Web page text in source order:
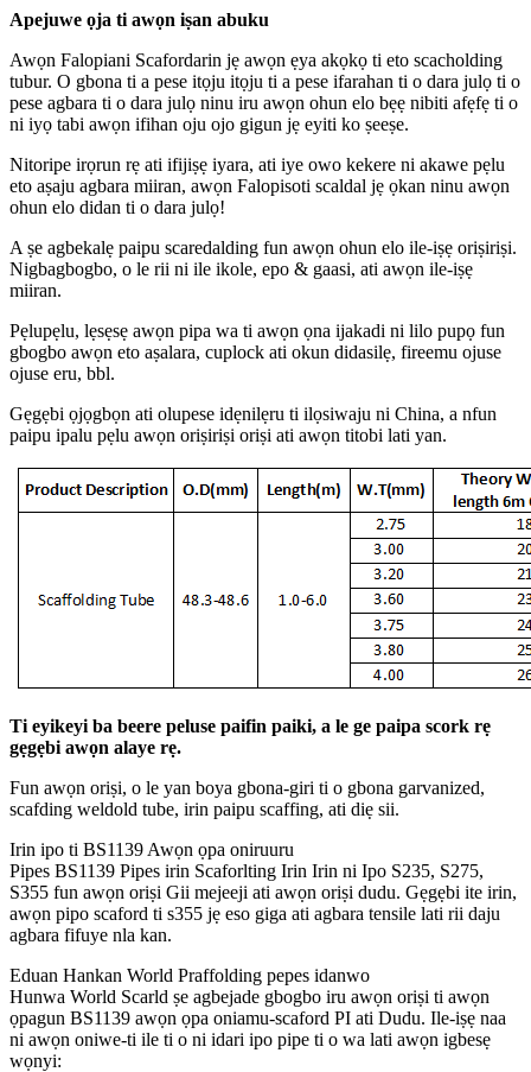
Apejuwe ọja ti awọn iṣan abuku
Awọn Falopiani Scafordarin jẹ awọn ẹya akọkọ ti eto scacholding
tubur. O gbona ti a pese itọju itọju ti a pese ifarahan ti o dara julọ ti o
pese agbara ti o dara julọ ninu iru awọn ohun elo bẹẹ nibiti afẹfẹ ti o
ni iyọ tabi awọn ifihan oju ojo gigun jẹ eyiti ko ṣeeṣe.
Nitoripe irọrun rẹ ati ifijiṣẹ iyara, ati iye owo kekere ni akawe pẹlu
eto aṣaju agbara miiran, awọn Falopisoti scaldal jẹ ọkan ninu awọn
ohun elo didan ti o dara julọ!
A ṣe agbekalẹ paipu scaredalding fun awọn ohun elo ile-iṣẹ oriṣiriṣi.
Nigbagbogbo, o le rii ni ile ikole, epo & gaasi, ati awọn ile-iṣẹ
miiran.
Pẹlupẹlu, lẹsẹsẹ awọn pipa wa ti awọn ọna ijakadi ni lilo pupọ fun
gbogbo awọn eto aṣalara, cuplock ati okun didasilẹ, fireemu ojuse
ojuse eru, bbl.
Gẹgẹbi ọjọgbọn ati olupese idẹnilẹru ti ilọsiwaju ni China, a nfun
paipu ipalu pẹlu awọn oriṣiriṣi oriṣi ati awọn titobi lati yan.
Ti eyikeyi ba beere peluse paifin paiki, a le ge paipa scork rẹ
gẹgẹbi awọn alaye rẹ.
Fun awọn oriṣi, o le yan boya gbona-giri ti o gbona garvanized,
scafding weldold tube, irin paipu scaffing, ati diẹ sii.
Irin ipo ti BS1139 Awọn ọpa oniruuru
Pipes BS1139 Pipes irin Scaforlting Irin Irin ni Ipo S235, S275,
S355 fun awọn oriṣi Gii mejeeji ati awọn oriṣi dudu. Gẹgẹbi ite irin,
awọn pipo scaford ti s355 jẹ eso giga ati agbara tensile lati rii daju
agbara fifuye nla kan.
Eduan Hankan World Praffolding pepes idanwo
Hunwa World Scarld ṣe agbejade gbogbo iru awọn oriṣi ti awọn
ọpagun BS1139 awọn ọpa oniamu-scaford PI ati Dudu. Ile-iṣẹ naa
ni awọn oniwe-ti ile ti o ni idari ipo pipe ti o wa lati awọn igbesẹ
wọnyi: